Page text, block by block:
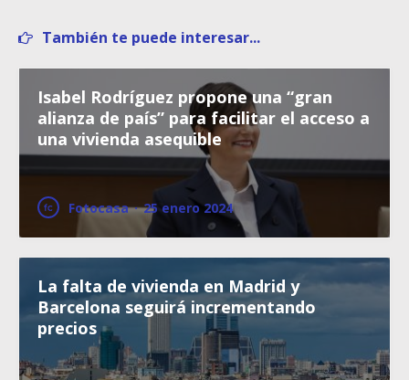
También te puede interesar...
Isabel Rodríguez propone una “gran
alianza de país” para facilitar el acceso a
una vivienda asequible
Fotocasa · 25 enero 2024
La falta de vivienda en Madrid y
Barcelona seguirá incrementando
precios